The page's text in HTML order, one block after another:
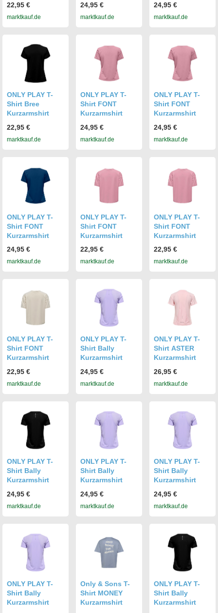
22,95 €
marktkauf.de
24,95 €
marktkauf.de
24,95 €
marktkauf.de
ONLY PLAY T-
Shirt Bree
Kurzarmshirt
22,95 €
marktkauf.de
ONLY PLAY T-
Shirt FONT
Kurzarmshirt
24,95 €
marktkauf.de
ONLY PLAY T-
Shirt FONT
Kurzarmshirt
24,95 €
marktkauf.de
ONLY PLAY T-
Shirt FONT
Kurzarmshirt
24,95 €
marktkauf.de
ONLY PLAY T-
Shirt FONT
Kurzarmshirt
22,95 €
marktkauf.de
ONLY PLAY T-
Shirt FONT
Kurzarmshirt
22,95 €
marktkauf.de
ONLY PLAY T-
Shirt FONT
Kurzarmshirt
22,95 €
marktkauf.de
ONLY PLAY T-
Shirt Bally
Kurzarmshirt
24,95 €
marktkauf.de
ONLY PLAY T-
Shirt ASTER
Kurzarmshirt
26,95 €
marktkauf.de
ONLY PLAY T-
Shirt Bally
Kurzarmshirt
24,95 €
marktkauf.de
ONLY PLAY T-
Shirt Bally
Kurzarmshirt
24,95 €
marktkauf.de
ONLY PLAY T-
Shirt Bally
Kurzarmshirt
24,95 €
marktkauf.de
ONLY PLAY T-
Shirt Bally
Kurzarmshirt
Only & Sons T-
Shirt MONEY
Kurzarmshirt
ONLY PLAY T-
Shirt Bally
Kurzarmshirt